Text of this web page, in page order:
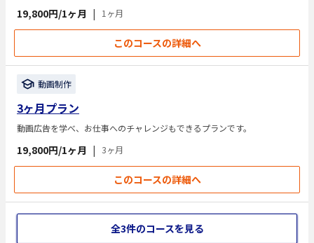
19,800円/1ヶ月 | 1ヶ月
このコースの詳細へ
動画制作
3ヶ月プラン
動画広告を学べ、お仕事へのチャレンジもできるプランです。
19,800円/1ヶ月 | 3ヶ月
このコースの詳細へ
全3件のコースを見る